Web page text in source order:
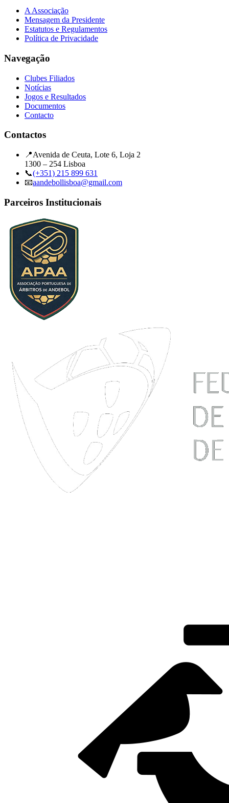
A Associação
Mensagem da Presidente
Estatutos e Regulamentos
Política de Privacidade
Navegação
Clubes Filiados
Notícias
Jogos e Resultados
Documentos
Contacto
Contactos
📍Avenida de Ceuta, Lote 6, Loja 2
1300 – 254 Lisboa
📞(+351) 215 899 631
📧aandebollisboa@gmail.com
Parceiros Institucionais